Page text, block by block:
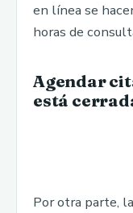
en línea se
horas de
Agendar
está
Por otra parte,